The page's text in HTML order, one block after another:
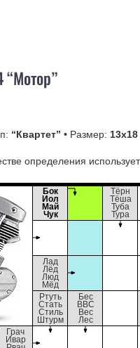
“Квартет” • Размер: 13х18
определения
Бок
Иол
Май
Чук
Тёрн
Тёша
Туба
Тура
Лад
Лёд
Люд
Мёд
Ртуть
Стать
Стиль
Штурм
Бес
ВВС
Вес
Лес
Грач
Ивар